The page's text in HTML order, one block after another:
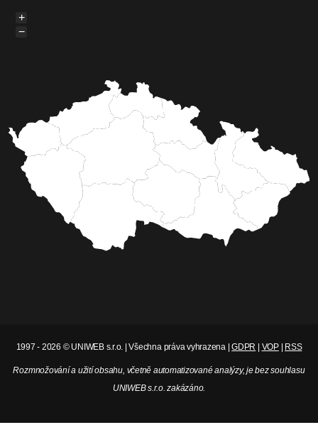
+
−
1997 - 2026 © UNIWEB s.r.o. | Všechna práva vyhrazena |GDPR VOP| RSS
Rozmnožování a užití obsahu, včetně automatizované analýzy, je bez souhlasu
UNIWEB s.r.o. zakázáno.